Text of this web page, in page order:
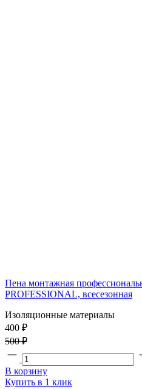
Пена монтажная
PROFESSIONAL, всесезонная
Изоляционные материалы
400 ₽
500 ₽
В корзину
Купить в 1 клик